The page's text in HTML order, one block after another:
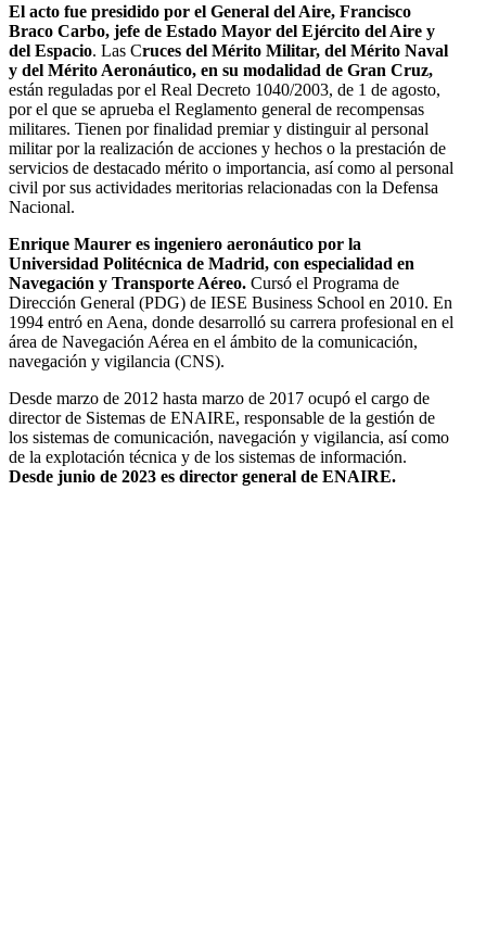
El acto fue presidido por el General del Aire, Francisco
Braco Carbo, jefe de Estado Mayor del Ejército del Aire y
del Espacio. Las Cruces del Mérito Militar, del Mérito Naval
y del Mérito Aeronáutico, en su modalidad de Gran Cruz,
están reguladas por el Real Decreto 1040/2003, de 1 de agosto,
por el que se aprueba el Reglamento general de recompensas
militares. Tienen por finalidad premiar y distinguir al personal
militar por la realización de acciones y hechos o la prestación de
servicios de destacado mérito o importancia, así como al personal
civil por sus actividades meritorias relacionadas con la Defensa
Nacional.
Enrique Maurer es ingeniero aeronáutico por la
Universidad Politécnica de Madrid, con especialidad en
Navegación y Transporte Aéreo. Cursó el Programa de
Dirección General (PDG) de IESE Business School en 2010. En
1994 entró en Aena, donde desarrolló su carrera profesional en el
área de Navegación Aérea en el ámbito de la comunicación,
navegación y vigilancia (CNS).
Desde marzo de 2012 hasta marzo de 2017 ocupó el cargo de
director de Sistemas de ENAIRE, responsable de la gestión de
los sistemas de comunicación, navegación y vigilancia, así como
de la explotación técnica y de los sistemas de información.
Desde junio de 2023 es director general de ENAIRE.